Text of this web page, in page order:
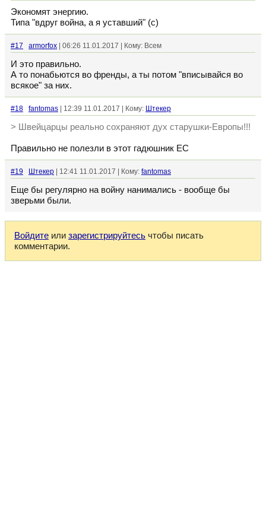
Экономят энергию.
Типа "вдруг война, а я уставший" (с)
#17 armorfox | 06:26 11.01.2017 | Кому: Всем
И это правильно.
А то понабьются во френды, а ты потом "вписывайся во
всякое" за них.
#18 fantomas | 12:39 11.01.2017 | Кому: Штекер
> Швейцарцы реально сохраняют дух старушки-Европы!!!
Правильно не полезли в этот гадюшник ЕС
#19 Штекер | 12:41 11.01.2017 | Кому: fantomas
Еще бы регулярно на войну нанимались - вообще бы
зверьми были.
Войдите или зарегистрируйтесь чтобы писать
комментарии.